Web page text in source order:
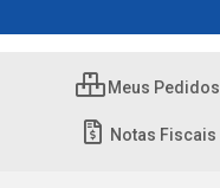
Meus Pedidos
Notas Fiscais